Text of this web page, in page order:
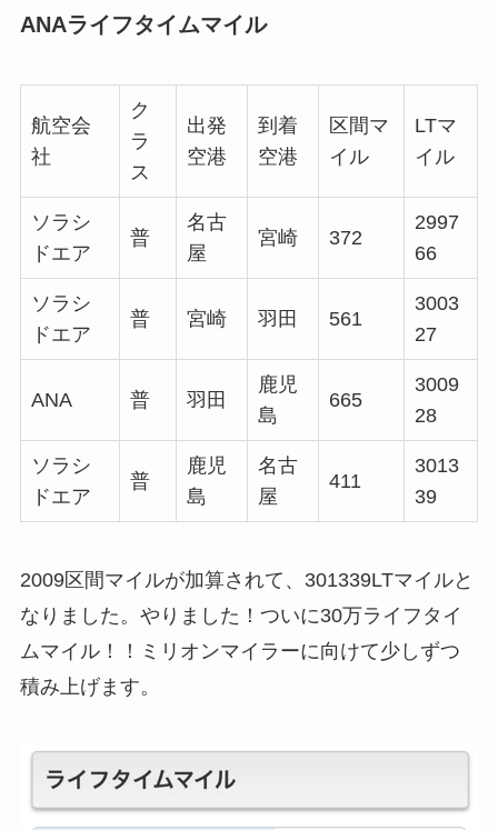
ANAライフタイムマイル
航空会
社
ク
ラ
ス
出発
空港
到着
空港
区間マ
イル
LTマ
イル
ソラシ
ドエア
普
名古
屋
宮崎 372
2997
66
ソラシ
ドエア
普 宮崎 羽田 561
3003
27
ANA 普 羽田
鹿児
島
665
3009
28
ソラシ
ドエア
普
鹿児
島
名古
屋
411
3013
39
2009区間マイルが加算されて、301339LTマイルと
なりました。やりました！ついに30万ライフタイ
ムマイル！！ミリオンマイラーに向けて少しずつ
積み上げます。